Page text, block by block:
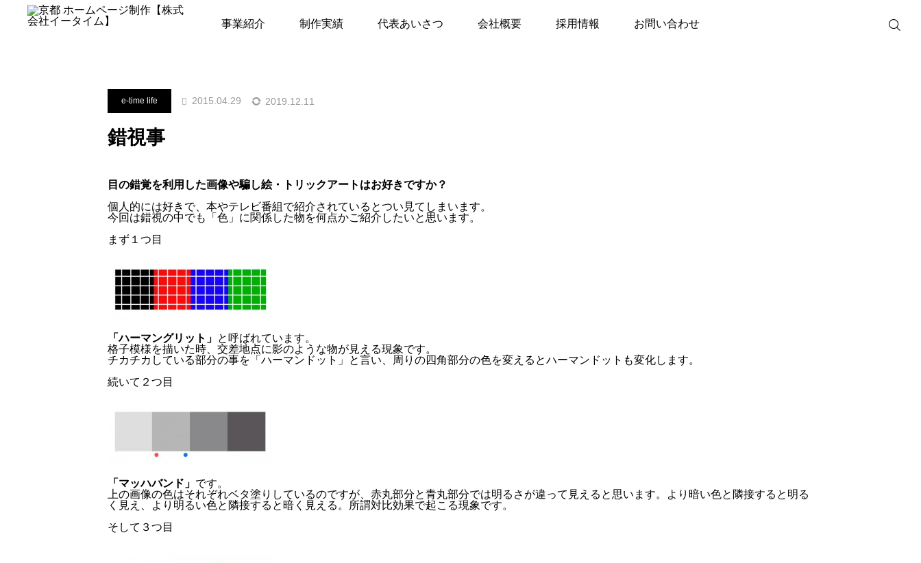
事業紹介 制作実績 代表あいさつ 会社概要 採用情報 お問い合わせ
e-time life 錯視事
e-time life 2015.04.29 2019.12.11
錯視事
目の錯覚を利用した画像や騙し絵・トリックアートはお好きですか？
個人的には好きで、本やテレビ番組で紹介されているとつい見てしまいます。
今回は錯視の中でも「色」に関係した物を何点かご紹介したいと思います。
まず１つ目
「ハーマングリット」 と呼ばれています。
格子模様を描いた時、交差地点に影のような物が見える現象です。
チカチカしている部分の事を「ハーマンドット」と言い、周りの四角部分の色を変えるとハーマンドットも変化します。
続いて２つ目
「マッハバンド」 です。
上の画像の色はそれぞれベタ塗りしているのですが、 赤丸部分と青丸部分では明るさが違って見えると思います。より暗い色と隣接すると明る
く見え、より明るい色と隣接すると暗く見える。所謂対比効果で起こる現象です。
そして３つ目